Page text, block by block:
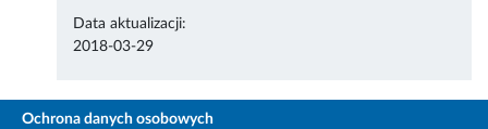
Data aktualizacji:
2018-03-29
Ochrona danych osobowych